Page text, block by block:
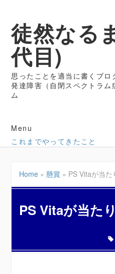
徒然なる
代目)
思ったことを適当に書くブロ
発達障害（自閉スペクトラ
ム
Menu
これまでやってきたこと
Home »懸賞 » PS Vitaが当た
PS Vitaが当た